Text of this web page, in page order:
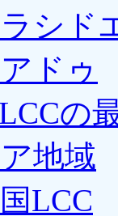
シド
ドゥ
の
地域
LCC